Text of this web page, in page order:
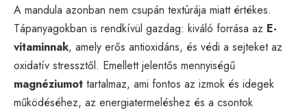
A mandula azonban nem csupán textúrája miatt értékes.
Tápanyagokban is rendkívül gazdag: kiváló forrása az E-
vitaminnak, amely erős antioxidáns, és védi a sejteket az
oxidatív stressztől. Emellett jelentős mennyiségű
magnéziumot tartalmaz, ami fontos az izmok és idegek
működéséhez, az energiatermeléshez és a csontok